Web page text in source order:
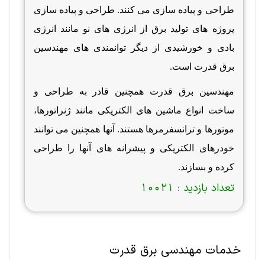
طراحی و پیاده سازی می کنند. طراحی و پیاده سازی
پروژه های تولید برق از انرژی های نو مانند انرژی
بادی و خورشیدی از دیگر توانمندی های مهندسین
برق قدرت است.
مهندسین برق قدرت همچنین قادر به طراحی و
ساخت انواع ماشین های الکتریکی مانند ژنراتورها،
موتورها و ترانسفرمرها هستند. آنها همچنین می توانند
خودرهای الکتریکی و پیشرانه های آنها را طراحی
کرده و بسازند.
تعداد بازدید : 10021
خدمات مهندسی برق قدرت